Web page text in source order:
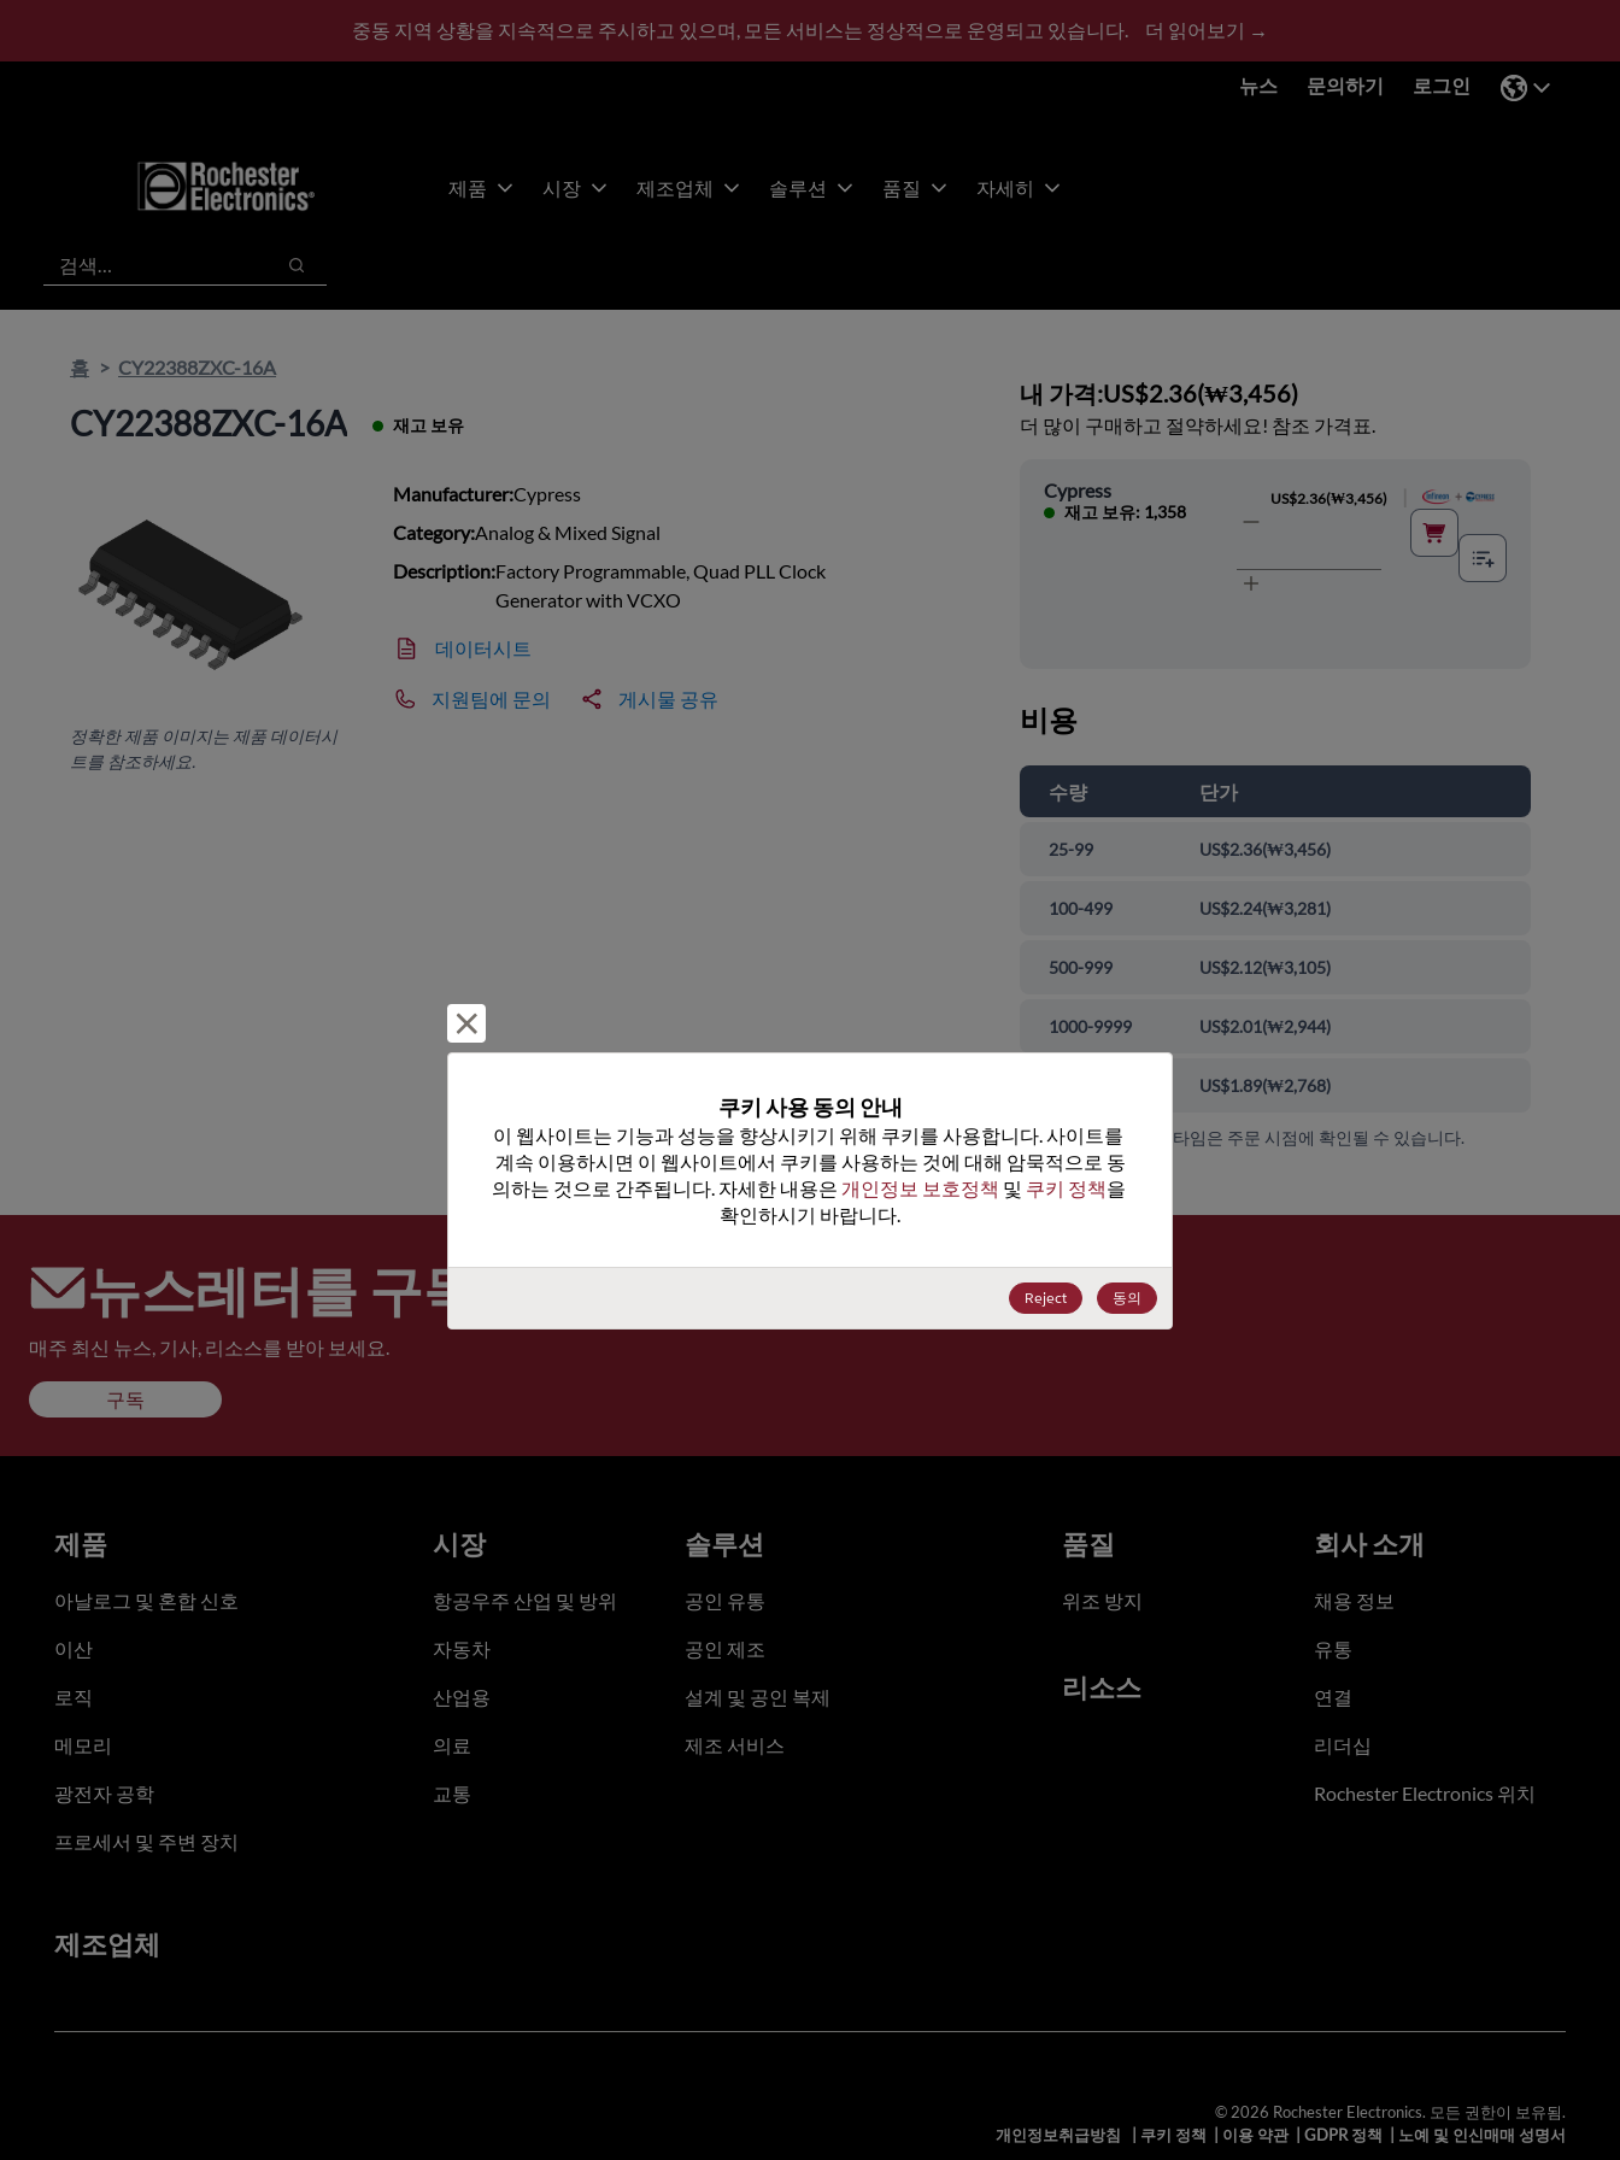
중동 지역 상황을 지속적으로 주시하고 있으며, 모든 서비스는 정상적으로 운영되고 있습니다. 더 읽어보기 →
뉴스 문의하기 로그인
제품 시장 제조업체 솔루션 품질 자세히
검색
검색
홈 CY22388ZXC-16A
CY22388ZXC-16A 재고 보유
정확한 제품 이미지는 제품 데이터시
트를 참조하세요.
Manufacturer:Cypress
Category:Analog & Mixed Signal
Description:Factory Programmable, Quad PLL Clock
Generator with VCXO
데이터시트
지원팀에 문의 게시물 공유
내 가격:US$2.36(₩3,456)
더 많이 구매하고 절약하세요! 참조 가격표.
Cypress
재고 보유: 1,358
US$2.36(₩3,456)
비용
수량 단가
25-99 US$2.36(₩3,456)
100-499 US$2.24(₩3,281)
500-999 US$2.12(₩3,105)
1000-9999 US$2.01(₩2,944)
US$1.89(₩2,768)
가격, 가용성 및 리드 타임은 주문 시점에 확인될 수 있습니다.
뉴스레터를 구독하세요
매주 최신 뉴스, 기사, 리소스를 받아 보세요.
구독
쿠키 사용 동의 안내
이 웹사이트는 기능과 성능을 향상시키기 위해 쿠키를 사용합니다. 사이트를
계속 이용하시면 이 웹사이트에서 쿠키를 사용하는 것에 대해 암묵적으로 동
의하는 것으로 간주됩니다. 자세한 내용은 개인정보 보호정책 및 쿠키 정책을
확인하시기 바랍니다.
Reject 동의
제품
아날로그 및 혼합 신호
이산
로직
메모리
광전자 공학
프로세서 및 주변 장치
시장
항공우주 산업 및 방위
자동차
산업용
의료
교통
솔루션
공인 유통
공인 제조
설계 및 공인 복제
제조 서비스
품질
위조 방지
리소스
회사 소개
채용 정보
유통
연결
리더십
Rochester Electronics 위치
제조업체
© 2026 Rochester Electronics. 모든 권한이 보유됨.
개인정보취급방침
쿠키 정책 이용 약관| GDPR 정책 노예 및 인신매매 성명서